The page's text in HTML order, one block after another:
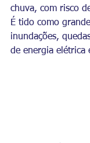
chuva, com risco
É tido como
inundações,
de energia elétrica